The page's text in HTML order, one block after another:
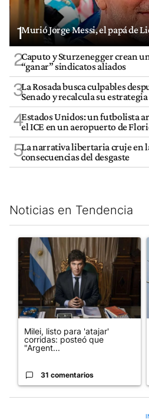
1Murió Jorge Messi, el papá de
2Caputo y Sturzenegger crean
“ganar” sindicatos aliados
3La Rosada busca culpables
Senado y recalcula su estrategia
4Estados Unidos: un futbolista
el ICE en un aeropuerto de
5La narrativa libertaria cruje en
consecuencias del desgaste
Noticias en Tendencia
Este listado muestra los artículos
Un artículo de tendencia con el
Milei, listo para 'atajar'
corridas: posteó que
"Argent...
31 comentarios